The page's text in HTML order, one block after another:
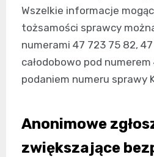
Wszelkie informacje
tożsamości sprawcy
numerami 47 723 75 82, 47
całodobowo pod numerem
podaniem numeru sprawy
Anonimowe
zwiększające